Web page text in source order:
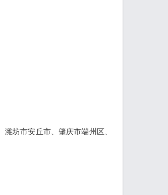
坊市安丘市、肇庆市端州区、